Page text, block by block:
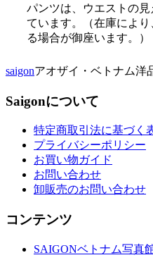
パンツは、ウエストの
ています。（在庫によ
る場合が御座います。）
saigonアオザイ・ベトナム洋
Saigonについて
特定商取引法に基づく
プライバシーポリシー
お買い物ガイド
お問い合わせ
卸販売のお問い合わせ
コンテンツ
SAIGONベトナム写真